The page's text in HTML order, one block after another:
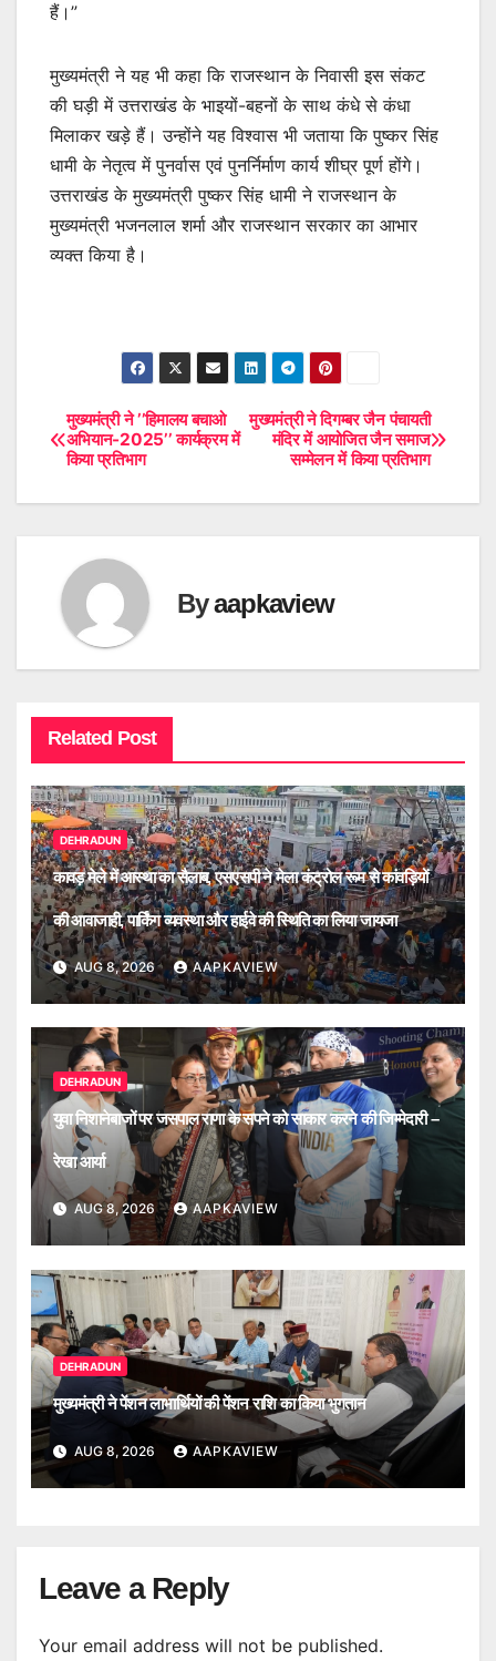
हैं।”
मुख्यमंत्री ने यह भी कहा कि राजस्थान के निवासी इस संकट
की घड़ी में उत्तराखंड के भाइयों-बहनों के साथ कंधे से कंधा
मिलाकर खड़े हैं। उन्होंने यह विश्वास भी जताया कि पुष्कर सिंह
धामी के नेतृत्व में पुनर्वास एवं पुनर्निर्माण कार्य शीघ्र पूर्ण होंगे।
उत्तराखंड के मुख्यमंत्री पुष्कर सिंह धामी ने राजस्थान के
मुख्यमंत्री भजनलाल शर्मा और राजस्थान सरकार का आभार
व्यक्त किया है।
Post
navigation
मुख्यमंत्री ने दिगम्बर जैन पंचायती
मंदिर में आयोजित जैन समाज
सम्मेलन में किया प्रतिभाग
मुख्यमंत्री ने ’’हिमालय बचाओ
अभियान-2025’’ कार्यक्रम में
किया प्रतिभाग
Byaapkaview
Related Post
DEHRADUN
कावड़ मेले में आस्था का सैलाब, एसएसपी ने मेला कंट्रोल रूम से कांवड़ियों
की आवाजाही, पार्किंग व्यवस्था और हाईवे की स्थिति का लिया जायजा
AUG 8, 2026 AAPKAVIEW
DEHRADUN
युवा निशानेबाजों पर जसपाल राणा के सपने को साकार करने की जिम्मेदारी –
रेखा आर्या
AUG 8, 2026 AAPKAVIEW
DEHRADUN
मुख्यमंत्री ने पेंशन लाभार्थियों की पेंशन राशि का किया भुगतान
AUG 8, 2026 AAPKAVIEW
Leave a Reply
Your email address will not be published.